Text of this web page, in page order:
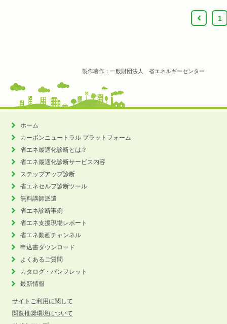
‹ 1
製作著作：一般財団法人 省エネルギーセンター
ホーム
カーボンニュートラル プラットフォーム
省エネ最適化診断とは？
省エネ最適化診断サービス内容
ステップアップ診断
省エネセルフ診断ツール
無料講師派遣
省エネ診断事例
省エネ支援現場レポート
省エネ動画チャンネル
申込書ダウンロード
よくあるご質問
カタログ・パンフレット
最新情報
サイトご利用に関して
閲覧推奨環境について